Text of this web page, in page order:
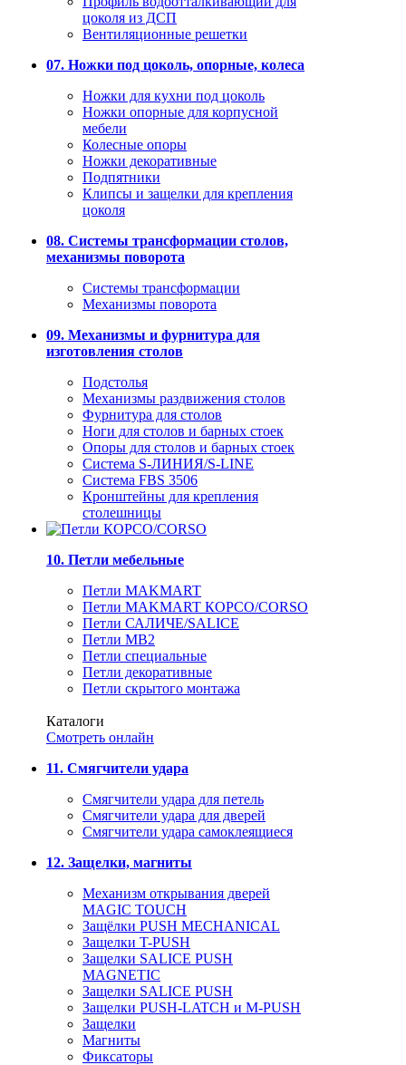
цоколя из ДСП
Вентиляционные решетки
07. Ножки под цоколь, опорные, колеса
Ножки для кухни под цоколь
Ножки опорные для корпусной
мебели
Колесные опоры
Ножки декоративные
Подпятники
Клипсы и защелки для крепления
цоколя
08. Системы трансформации столов,
механизмы поворота
Системы трансформации
Механизмы поворота
09. Механизмы и фурнитура для
изготовления столов
Подстолья
Механизмы раздвижения столов
Фурнитура для столов
Ноги для столов и барных стоек
Опоры для столов и барных стоек
Система S-ЛИНИЯ/S-LINE
Система FBS 3506
Кронштейны для крепления
столешницы
10. Петли мебельные
Петли MAKMART
Петли MAKMART КОРСО/CORSO
Петли САЛИЧЕ/SALICE
Петли MB2
Петли специальные
Петли декоративные
Петли скрытого монтажа
Каталоги
Смотреть онлайн
11. Смягчители удара
Смягчители удара для петель
Смягчители удара для дверей
Cмягчители удара самоклеящиеся
12. Защелки, магниты
Механизм открывания дверей
MAGIC TOUCH
Защёлки PUSH MECHANICAL
Защелки T-PUSH
Защелки SALICE PUSH
MAGNETIC
Защелки SALICE PUSH
Защелки PUSH-LATCH и M-PUSH
Защелки
Магниты
Фиксаторы